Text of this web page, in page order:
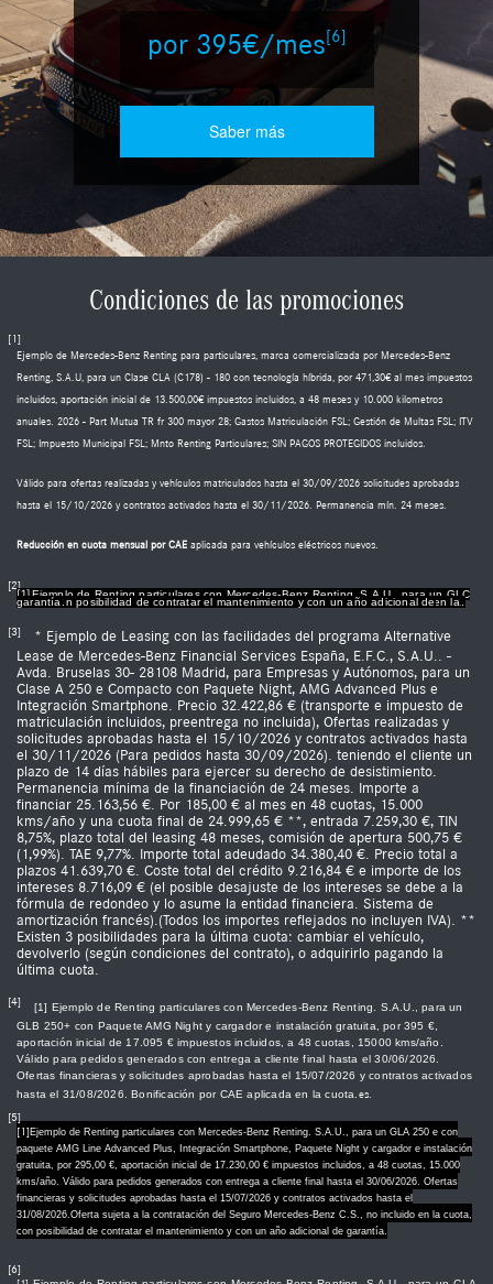
por 395€/mes[6]
Saber más
Condiciones de las promociones
[1]
Ejemplo de Mercedes-Benz Renting para particulares, marca comercializada por Mercedes-Benz
Renting, S.A.U, para un Clase CLA (C178) - 180 con tecnología híbrida, por 471,30€ al mes impuestos
incluidos, aportación inicial de 13.500,00€ impuestos incluidos, a 48 meses y 10.000 kilometros
anuales. 2026 - Part Mutua TR fr 300 mayor 28; Gastos Matriculación FSL; Gestión de Multas FSL; ITV
FSL; Impuesto Municipal FSL; Mnto Renting Particulares; SIN PAGOS PROTEGIDOS incluidos.
Válido para ofertas realizadas y vehículos matriculados hasta el 30/09/2026 solicitudes aprobadas
hasta el 15/10/2026 y contratos activados hasta el 30/11/2026. Permanencia mín. 24 meses.
Reducción en cuota mensual por CAE aplicada para vehículos eléctricos nuevos.
[2]
[1]Ejemplo de Renting particulares con Mercedes-Benz Renting. S.A.U., para un GLC
400 4MATIC eléctrico con Paquete AMG Night y cargador e instalación incluida, por 595 €, aportación inicial de 23.325 € impuestos incluidos, a 48 cuotas, 15000 kms/año. Válido para pedidos generados con entrega a cliente final hasta el 30/06/2026. Ofertas financieras y solicitudes aprobadas hasta el 15/07/2026 y contratos activados hasta el 31/08/2026. Bonificación por CAE aplicada en la cuota.
[f] Oferta sujeta a la contratación del Seguro Mercedes-Benz C.S., no incluido en la cuota, con posibilidad de contratar el mantenimiento y con un año adicional de garantía.
[3]
* Ejemplo de Leasing con las facilidades del programa Alternative
Lease de Mercedes-Benz Financial Services España, E.F.C., S.A.U.. -
Avda. Bruselas 30- 28108 Madrid, para Empresas y Autónomos, para un
Clase A 250 e Compacto con Paquete Night, AMG Advanced Plus e
Integración Smartphone. Precio 32.422,86 € (transporte e impuesto de
matriculación incluidos, preentrega no incluida), Ofertas realizadas y
solicitudes aprobadas hasta el 15/10/2026 y contratos activados hasta
el 30/11/2026 (Para pedidos hasta 30/09/2026). teniendo el cliente un
plazo de 14 días hábiles para ejercer su derecho de desistimiento.
Permanencia mínima de la financiación de 24 meses. Importe a
financiar 25.163,56 €. Por 185,00 € al mes en 48 cuotas, 15.000
kms/año y una cuota final de 24.999,65 € **, entrada 7.259,30 €, TIN
8,75%, plazo total del leasing 48 meses, comisión de apertura 500,75 €
(1,99%). TAE 9,77%. Importe total adeudado 34.380,40 €. Precio total a
plazos 41.639,70 €. Coste total del crédito 9.216,84 € e importe de los
intereses 8.716,09 € (el posible desajuste de los intereses se debe a la
fórmula de redondeo y lo asume la entidad financiera. Sistema de
amortización francés).(Todos los importes reflejados no incluyen IVA). **
Existen 3 posibilidades para la última cuota: cambiar el vehículo,
devolverlo (según condiciones del contrato), o adquirirlo pagando la
última cuota.
[4]
[1] Ejemplo de Renting particulares con Mercedes-Benz Renting. S.A.U., para un
GLB 250+ con Paquete AMG Night y cargador e instalación gratuita, por 395 €,
aportación inicial de 17.095 € impuestos incluidos, a 48 cuotas, 15000 kms/año.
Válido para pedidos generados con entrega a cliente final hasta el 30/06/2026.
Ofertas financieras y solicitudes aprobadas hasta el 15/07/2026 y contratos activados
hasta el 31/08/2026. Bonificación por CAE aplicada en la cuota. es.
[5]
[1] Ejemplo de Renting particulares con Mercedes-Benz Renting. S.A.U., para un GLA 250 e con
paquete AMG Line Advanced Plus, Integración Smartphone, Paquete Night y cargador e instalación
gratuita, por 295,00 €, aportación inicial de 17.230,00 € impuestos incluidos, a 48 cuotas, 15.000
kms/año. Válido para pedidos generados con entrega a cliente final hasta el 30/06/2026. Ofertas
financieras y solicitudes aprobadas hasta el 15/07/2026 y contratos activados hasta el
31/08/2026. Oferta sujeta a la contratación del Seguro Mercedes-Benz C.S., no incluido en la cuota,
con posibilidad de contratar el mantenimiento y con un año adicional de garantía.
[6]